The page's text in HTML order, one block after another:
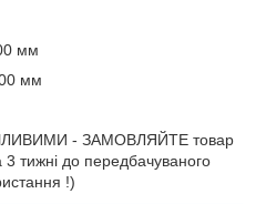
мм
мм
- ЗАМОВЛЯЙТЕ товар
тижні до передбачуваного
!)